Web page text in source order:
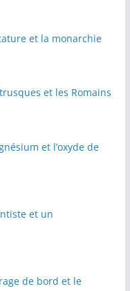
et la monarchie
et les Romains
et l’oxyde de
et un
de bord et le